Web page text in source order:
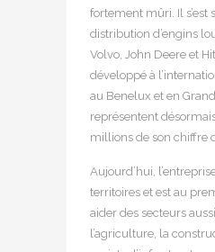
fortement mûri. Il s’est
distribution d’engins
Volvo, John Deere et
développé à
au Benelux et en
représentent
millions de son chiffre
Aujourd’hui,
territoires et est au
aider des secteurs
l’agriculture, la